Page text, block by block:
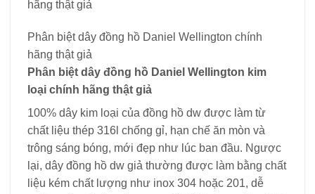
Phân biệt dây đồng hồ Daniel Wellington chính
hãng thật giả
Phân biệt dây đồng hồ Daniel Wellington kim
loại chính hãng thật giả
100% dây kim loại của đồng hồ dw được làm từ
chất liệu thép 316l chống gỉ, hạn chế ăn mòn và
trông sáng bóng, mới đẹp như lúc ban đầu. Ngược
lại, dây đồng hồ dw giả thường được làm bằng chất
liệu kém chất lượng như inox 304 hoặc 201, dễ